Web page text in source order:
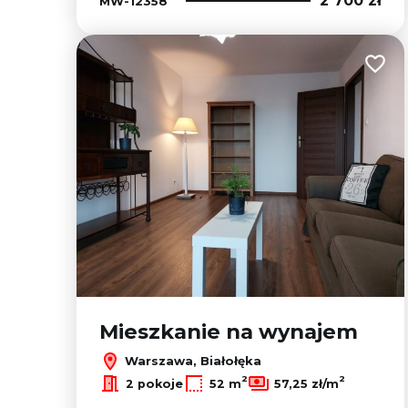
Mieszkanie na wynajem
Warszawa, Białołęka
2 pokoje 52 m2 57,25 zł/m2